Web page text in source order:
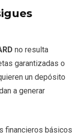
no resulta
garantizadas o
un depósito
a generar
financieros básicos